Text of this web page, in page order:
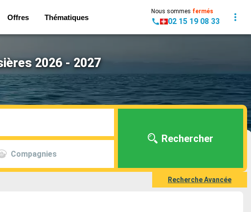
Offres Thématiques
Nous sommes fermés
02 15 19 08 33
2026 - 2027
Compagnies
Rechercher
Recherche Avancée